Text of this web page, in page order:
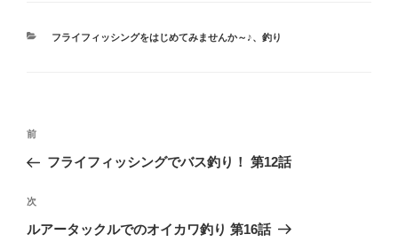
カ
フライフィッシングをはじめてみませんか～♪、 釣り
投
ナ
ビ
ゲ
前
の
稿
前
フライフィッシングでバス釣り！ 第12話
次
の
次
ルアータックルでのオイカワ釣り 第16話